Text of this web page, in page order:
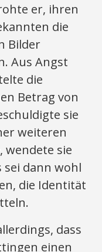
er, ihren
die
Bilder
Aus Angst
die
Betrag von
sie
weiteren
wendete sie
sei dann wohl
die Identität
dass
einen